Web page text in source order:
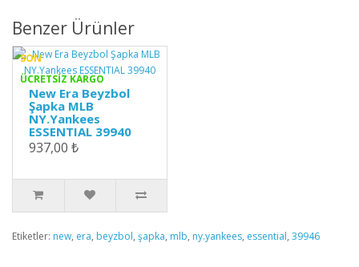
Benzer Ürünler
SON
ÜCRETSİZ KARGO
New Era Beyzbol
Şapka MLB
NY.Yankees
ESSENTIAL 39940
937,00 ₺
Etiketler: new, era, beyzbol, şapka, mlb, ny.yankees, essential, 39946